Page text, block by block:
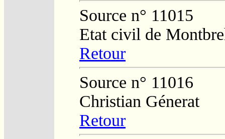
Source n° 11015
Etat civil de
Retour
Source n° 11016
Christian Génerat
Retour